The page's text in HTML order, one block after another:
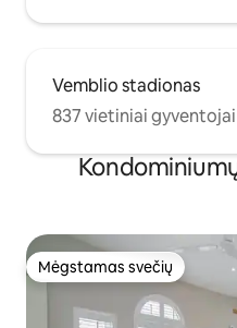
Vemblio stadionas
837 vietiniai
Mėgstamas svečių
Mėgstamas svečių